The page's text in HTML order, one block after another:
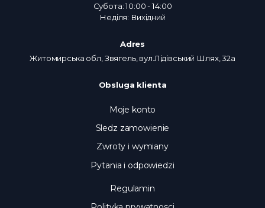
Субота: 10:00 - 14:00
Неділя: Вихідний
Adres
Житомирська обл, Звягель, вул.Лідівський Шлях, 32а
Obsluga klienta
Moje konto
Sledz zamowienie
Zwroty i wymiany
Pytania i odpowiedzi
Regulamin